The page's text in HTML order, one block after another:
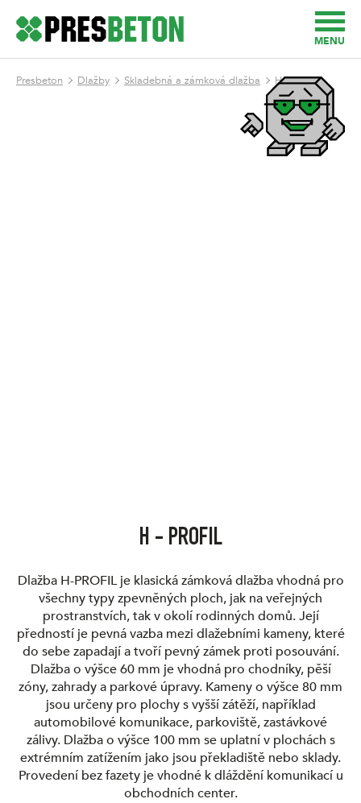
MENU
Presbeton Dlažby Skladebná a zámková dlažba H - Profil
H - PROFIL
Dlažba H-PROFIL je klasická zámková dlažba vhodná pro
všechny typy zpevněných ploch, jak na veřejných
prostranstvích, tak v okolí rodinných domů. Její
předností je pevná vazba mezi dlažebními kameny, které
do sebe zapadají a tvoří pevný zámek proti posouvání.
Dlažba o výšce 60 mm je vhodná pro chodníky, pěší
zóny, zahrady a parkové úpravy. Kameny o výšce 80 mm
jsou určeny pro plochy s vyšší zátěží, například
automobilové komunikace, parkoviště, zastávkové
zálivy. Dlažba o výšce 100 mm se uplatní v plochách s
extrémním zatížením jako jsou překladiště nebo sklady.
Provedení bez fazety je vhodné k dláždění komunikací u
obchodních center.